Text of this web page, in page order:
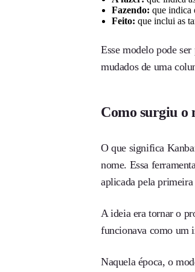
Fazendo: que indica
Feito: que inclui as
Esse modelo pode
mudados de uma
Como surgiu o
O que significa
nome. Essa
aplicada pela
A ideia era tornar o
funcionava como um
Naquela época, o